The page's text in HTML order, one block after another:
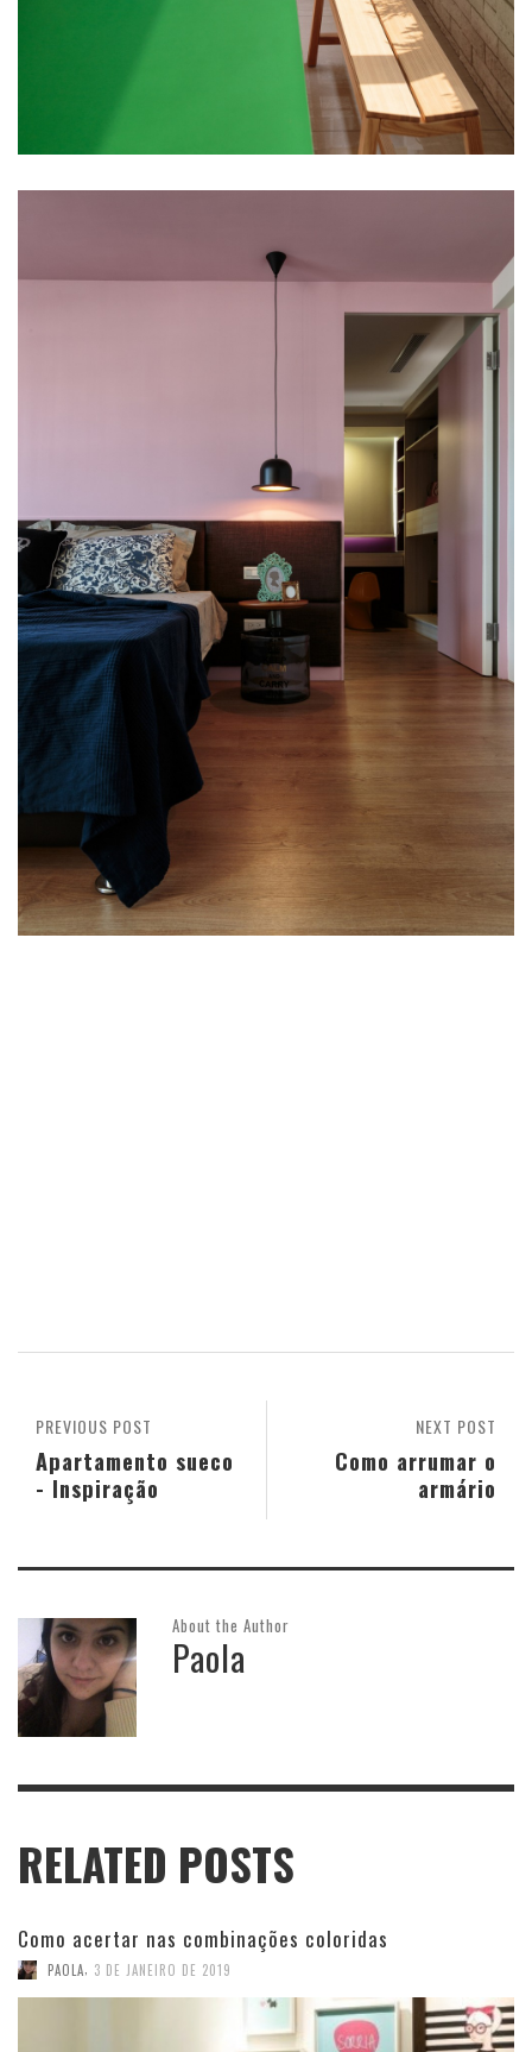
NEXT POST
Como arrumar o
armário
PREVIOUS POST
Apartamento sueco
- Inspiração
About the Author
Paola
RELATED POSTS
Como acertar nas combinações coloridas
PAOLA 3 DE JANEIRO DE 2019